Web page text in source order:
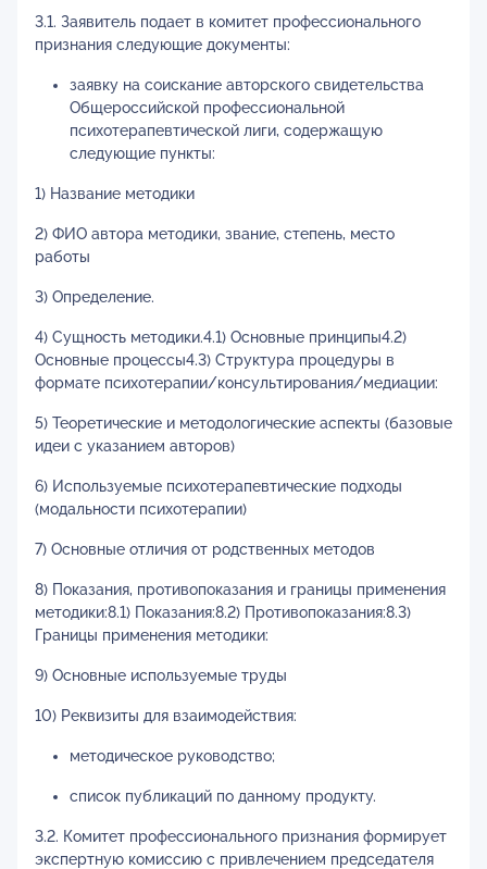
3.1. Заявитель подает в комитет профессионального
признания следующие документы:
заявку на соискание авторского свидетельства
Общероссийской профессиональной
психотерапевтической лиги, содержащую
следующие пункты:
1) Название методики
2) ФИО автора методики, звание, степень, место
работы
3) Определение.
4) Сущность методики.4.1) Основные принципы4.2)
Основные процессы4.3) Структура процедуры в
формате психотерапии/консультирования/медиации:
5) Теоретические и методологические аспекты (базовые
идеи с указанием авторов)
6) Используемые психотерапевтические подходы
(модальности психотерапии)
7) Основные отличия от родственных методов
8) Показания, противопоказания и границы применения
методики:8.1) Показания:8.2) Противопоказания:8.3)
Границы применения методики:
9) Основные используемые труды
10) Реквизиты для взаимодействия:
методическое руководство;
список публикаций по данному продукту.
3.2. Комитет профессионального признания формирует
экспертную комиссию с привлечением председателя